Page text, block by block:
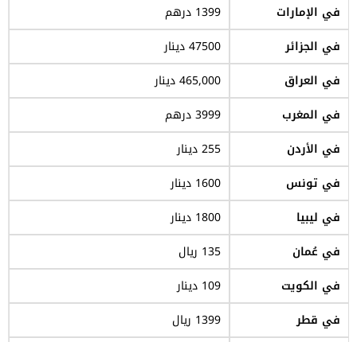
في الإمارات
1399 درهم
في الجزائر
47500 دينار
في العراق
465,000 دينار
في المغرب
3999 درهم
في الأردن
255 دينار
في تونس
1600 دينار
في ليبيا
1800 دينار
في عُمان
135 ريال
في الكويت
109 دينار
في قطر
1399 ريال